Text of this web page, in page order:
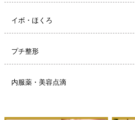
イボ・ほくろ
プチ整形
内服薬・美容点滴